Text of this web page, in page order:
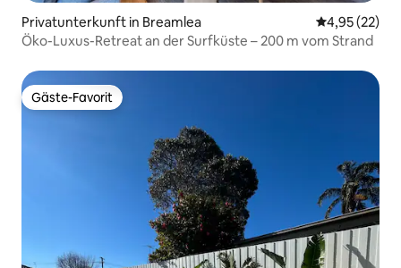
Privatunterkunft in Breamlea
4,95 (22)
Öko-Luxus-Retreat an der Surfküste – 200 m vom Strand
Gäste-Favorit
Gäste-Favorit